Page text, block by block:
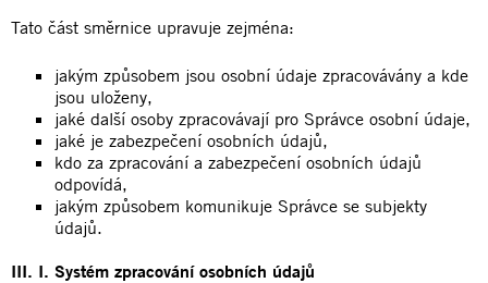
Tato část směrnice upravuje zejména:
jakým způsobem jsou osobní údaje zpracovávány a kde
jsou uloženy,
jaké další osoby zpracovávají pro Správce osobní údaje,
jaké je zabezpečení osobních údajů,
kdo za zpracování a zabezpečení osobních údajů
odpovídá,
jakým způsobem komunikuje Správce se subjekty
údajů.
III. I. Systém zpracování osobních údajů